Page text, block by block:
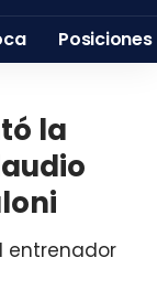
Posiciones
la
entrenador